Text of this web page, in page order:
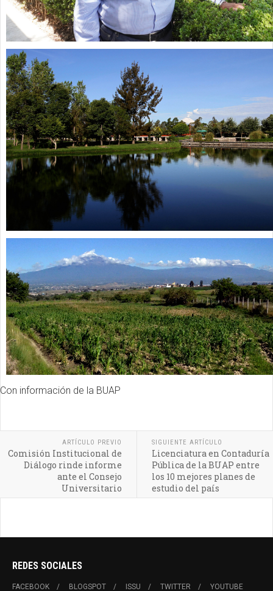
Con información de la BUAP
ARTÍCULO PREVIO
Comisión Institucional de
Diálogo rinde informe
ante el Consejo
Universitario
SIGUIENTE ARTÍCULO
Licenciatura en Contaduría
Pública de la BUAP entre
los 10 mejores planes de
estudio del país
REDES SOCIALES
FACEBOOK BLOGSPOT ISSU TWITTER YOUTUBE